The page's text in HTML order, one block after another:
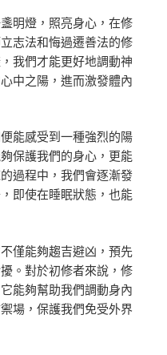
明燈，照亮身心，在修
志法和悔過遷善法的修
我們才能更好地調動神
中之陽，進而激發體內
能感受到一種強烈的陽
保護我們的身心，更能
過程中，我們會逐漸發
即使在睡眠狀態，也能
僅能夠趨吉避凶，預先
。對於初修者來說，修
能夠幫助我們調動身內
場，保護我們免受外界